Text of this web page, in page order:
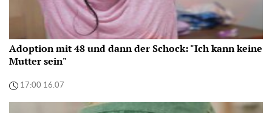
Adoption mit 48 und dann der Schock: "Ich kann keine
Mutter sein"
17:00 16.07